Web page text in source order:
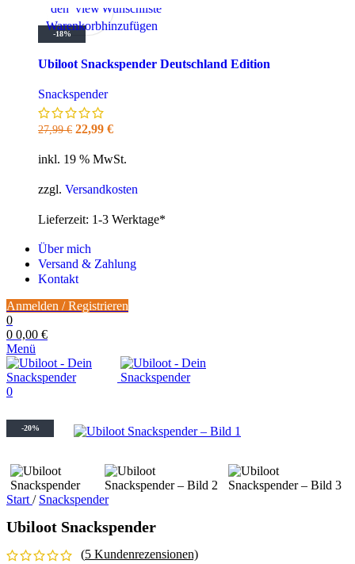
-18%
den
Warenkorb
view Wunschliste
hinzufügen
Ubiloot Snackspender Deutschland Edition
Snackspender
27,99€ Ursprünglicher
war:
22,99 €Aktueller
ist:
inkl. 19 % MwSt.
zzgl. Versandkosten
Lieferzeit: 1-3 Werktage*
Über mich
Versand & Zahlung
Kontakt
Anmelden / Registrieren
0
0 0,00 €
Menü
0
-20%
Start / Snackspender
Ubiloot Snackspender
(5 Kundenrezensionen)